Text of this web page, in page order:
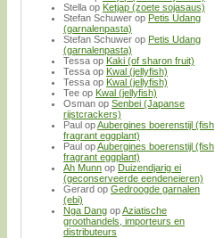
Stella op Ketjap (zoete sojasaus)
Stefan Schuwer op Petis Udang
(garnalenpasta)
Stefan Schuwer op Petis Udang
(garnalenpasta)
Tessa op Kaki (of sharon fruit)
Tessa op Kwal (jellyfish)
Tessa op Kwal (jellyfish)
Tee op Kwal (jellyfish)
Osman op Senbei (Japanse
rijstcrackers)
Paul opAubergines boerenstijl (fish
fragrant eggplant)
Paul opAubergines boerenstijl (fish
fragrant eggplant)
Ah Munn op Duizendjarig ei
(geconserveerde eendeneieren)
Gerard op Gedroogde garnalen
(ebi)
Nga Dang opAziatische
groothandels, importeurs en
distributeurs